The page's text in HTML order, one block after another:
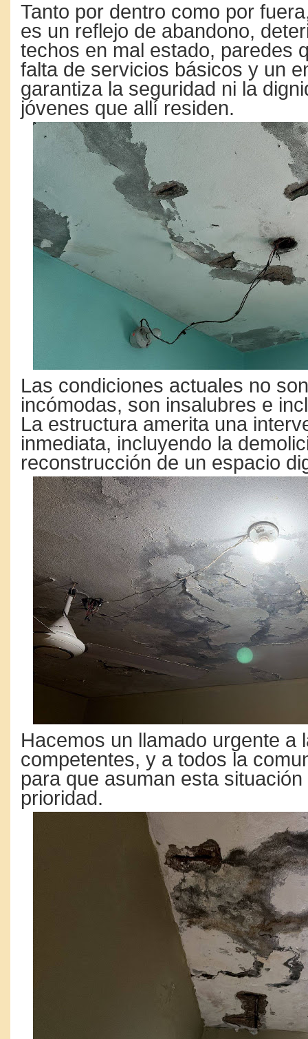
Tanto por dentro como por
es un reflejo de abandono,
techos en mal estado, paredes
falta de servicios básicos y un
garantiza la seguridad ni la
jóvenes que allí residen.
Las condiciones actuales no
incómodas, son insalubres e
La estructura amerita una
inmediata, incluyendo la
reconstrucción de un espacio
Hacemos un llamado urgente a
competentes, y a todos la
para que asuman esta
prioridad.